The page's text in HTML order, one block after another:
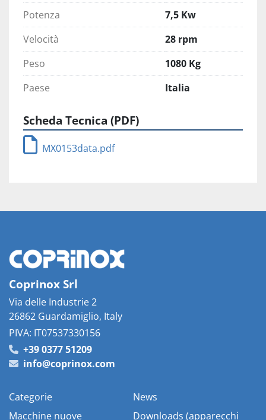
Potenza
7,5 Kw
Velocità
28 rpm
Peso
1080 Kg
Paese
Italia
Scheda Tecnica (PDF)
MX0153data.pdf
Coprinox Srl
Via delle Industrie 2
26862 Guardamiglio, Italy
PIVA: IT07537330156
+39 0377 51209
info@coprinox.com
Categorie
News
Macchine nuove
Downloads (apparecchi